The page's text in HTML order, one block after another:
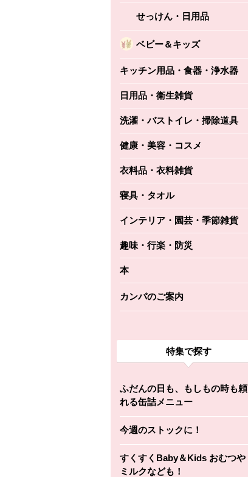
せっけん・日用品
ベビー＆キッズ
キッチン用品・食器・浄水器
日用品・衛生雑貨
洗濯・バストイレ・掃除道具
健康・美容・コスメ
衣料品・衣料雑貨
寝具・タオル
インテリア・園芸・季節雑貨
趣味・行楽・防災
本
カンパのご案内
特集で探す
ふだんの日も、もしもの時も頼
れる缶詰メニュー
今週のストックに！
すくすくBaby＆Kids おむつや
ミルクなども！